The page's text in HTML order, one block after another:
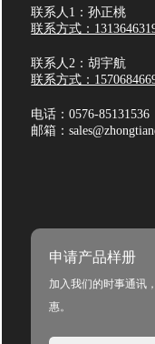
联系人1：孙正桃
联系方式：
联系人2：胡宇航
联系方式：
电话：0576-85131536
邮箱：
申请产品样册
加入我们的时事通讯
惠。